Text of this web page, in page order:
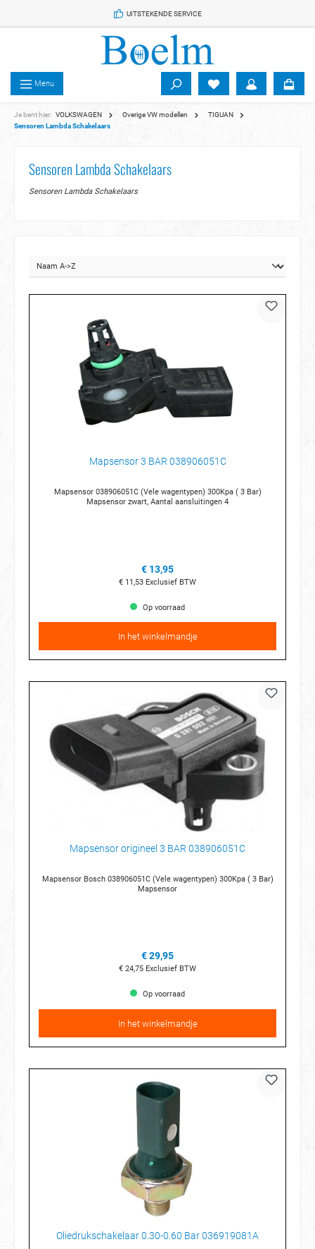
UITSTEKENDE SERVICE
Menu
Je bent hier: VOLKSWAGEN Overige VW modellen
TIGUAN
Sensoren Lambda Schakelaars
Sensoren Lambda Schakelaars
Sensoren Lambda Schakelaars
Mapsensor 3 BAR 038906051C
Mapsensor 038906051C (Vele wagentypen) 300Kpa ( 3 Bar)
Mapsensor zwart, Aantal aansluitingen 4
€ 13,95
€ 11,53 Exclusief BTW
Op voorraad
In het winkelmandje
Mapsensor origineel 3 BAR 038906051C
Mapsensor Bosch 038906051C (Vele wagentypen) 300Kpa ( 3 Bar)
Mapsensor
€ 29,95
€ 24,75 Exclusief BTW
Op voorraad
In het winkelmandje
Oliedrukschakelaar 0.30-0.60 Bar 036919081A